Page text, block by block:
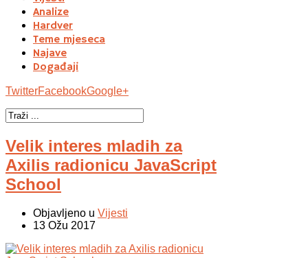
Analize
Hardver
Teme mjeseca
Najave
Događaji
TwitterFacebookGoogle+
Velik interes mladih za
Axilis radionicu JavaScript
School
Objavljeno u Vijesti
13 Ožu 2017